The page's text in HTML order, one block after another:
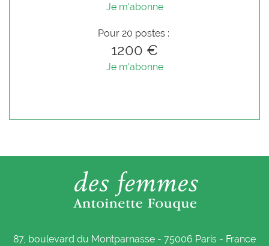
Je m'abonne
Pour 20 postes :
1200 €
Je m'abonne
87, boulevard du Montparnasse - 75006 Paris - France